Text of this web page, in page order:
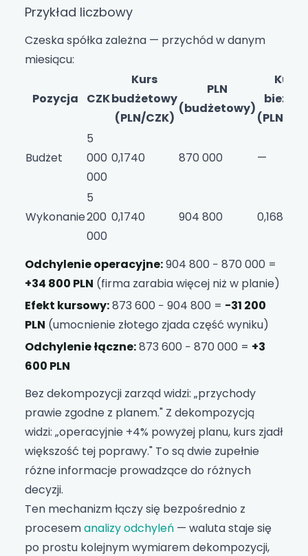
Przykład liczbowy
Czeska spółka zależna — przychód w danym
miesiącu:
Pozycja CZK
Kurs
budżetowy
(PLN/CZK)
PLN
(budżetowy)
Kurs
(PLN/
Budżet
5
000
000
0,1740 870 000 —
Wykonanie
5
200
000
0,1740 904 800 0,1680
Odchylenie operacyjne:904 800 − 870 000 =
+34 800 PLN (firma zarabia więcej niż w planie)
Efekt kursowy:873 600 − 904 800 = −31 200
PLN (umocnienie złotego zjada część wyniku)
Odchylenie łączne:873 600 − 870 000 = +3
600 PLN
Bez dekompozycji zarząd widzi: „przychody
prawie zgodne z planem." Z dekompozycją
widzi: „operacyjnie +4% powyżej planu, kurs zjadł
większość tej poprawy." To są dwie zupełnie
różne informacje prowadzące do różnych
decyzji.
Ten mechanizm łączy się bezpośrednio z
procesemanalizy odchyleń — waluta staje się
po prostu kolejnym wymiarem dekompozycji,